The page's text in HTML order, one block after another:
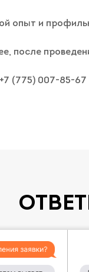
опыт и
после
(775) 007-85-